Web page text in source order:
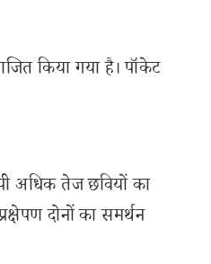
किया गया है। पॉकेट
अधिक तेज छवियों का
दोनों का समर्थन